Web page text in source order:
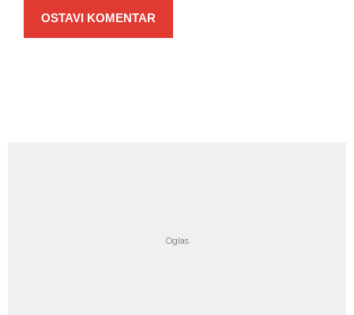
OSTAVI KOMENTAR